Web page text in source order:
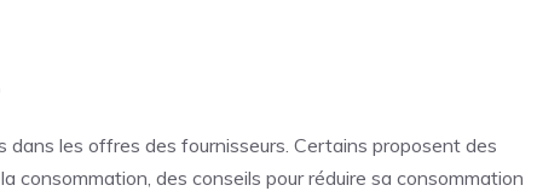
dans les offres des fournisseurs. Certains proposent des
consommation, des conseils pour réduire sa consommation